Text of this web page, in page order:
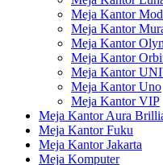
Meja Kantor
Meja Kantor
Meja Kantor
Meja Kantor
Meja Kantor
Meja Kantor Uno
Meja Kantor VIP
Meja Kantor Aura
Meja Kantor Fuku
Meja Kantor Jakarta
Meja Komputer